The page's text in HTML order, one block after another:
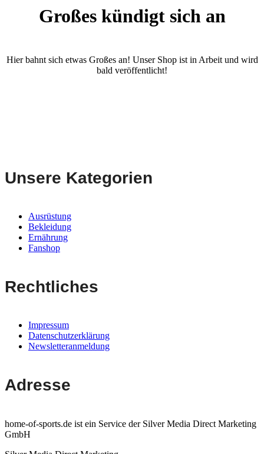
Großes kündigt sich an
Hier bahnt sich etwas Großes an! Unser Shop ist in Arbeit und wird
bald veröffentlicht!
Unsere Kategorien
Ausrüstung
Bekleidung
Ernährung
Fanshop
Rechtliches
Impressum
Datenschutzerklärung
Newsletteranmeldung
Adresse
home-of-sports.de ist ein Service der Silver Media Direct Marketing
GmbH